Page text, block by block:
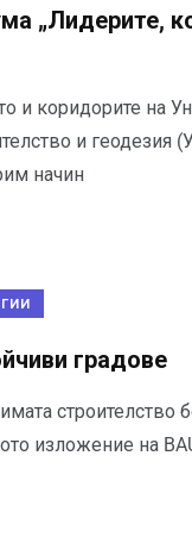
„Лидерите,
и коридорите на
и геодезия
начин
градове
строителство
изложение на